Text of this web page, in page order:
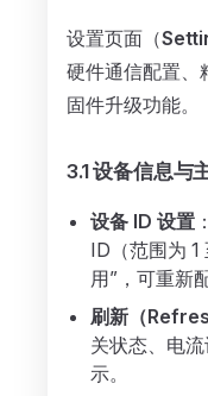
设置页面（
硬件通信配置、
固件升级功能。
3.1 设备信息与
设备 ID 设置
ID（范围为
用”，可重新
刷新（
关状态、电
示。